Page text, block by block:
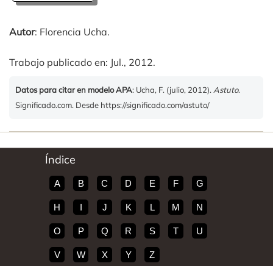
Autor: Florencia Ucha.
Trabajo publicado en: Jul., 2012.
Datos para citar en modelo APA: Ucha, F. (julio, 2012). Astuto.
Significado.com. Desde https://significado.com/astuto/
Índice
A B C D E F G
H I J K L M N
O P Q R S T U
V W X Y Z